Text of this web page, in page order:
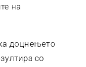
на
доцнењето
со